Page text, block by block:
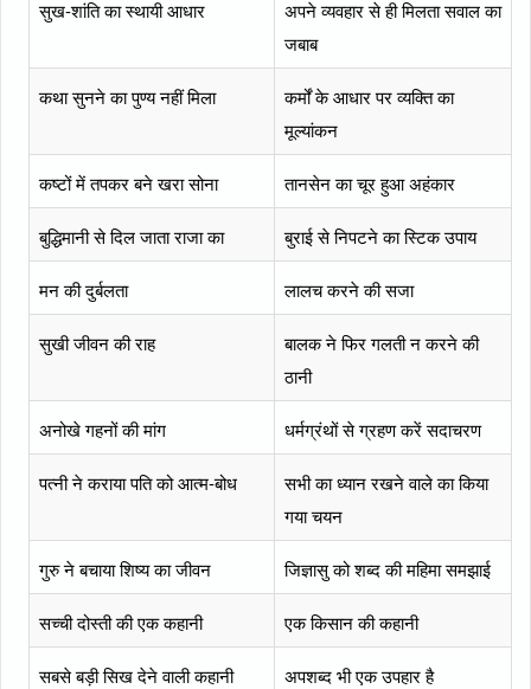
सुख-शांति का स्थायी आधार
अपने व्यवहार से ही मिलता सवाल का
जबाब
कथा सुनने का पुण्य नहीं मिला
कर्मों के आधार पर व्यक्ति का
मूल्यांकन
कष्टों में तपकर बने खरा सोना तानसेन का चूर हुआ अहंकार
बुद्धिमानी से दिल जाता राजा का बुराई से निपटने का स्टिक उपाय
मन की दुर्बलता लालच करने की सजा
सुखी जीवन की राह
बालक ने फिर गलती न करने की
ठानी
अनोखे गहनों की मांग धर्मग्रंथों से ग्रहण करें सदाचरण
पत्नी ने कराया पति को आत्म-बोध
सभी का ध्यान रखने वाले का किया
गया चयन
गुरु ने बचाया शिष्य का जीवन जिज्ञासु को शब्द की महिमा समझाई
सच्ची दोस्ती की एक कहानी एक किसान की कहानी
सबसे बड़ी सिख देने वाली कहानी अपशब्द भी एक उपहार है